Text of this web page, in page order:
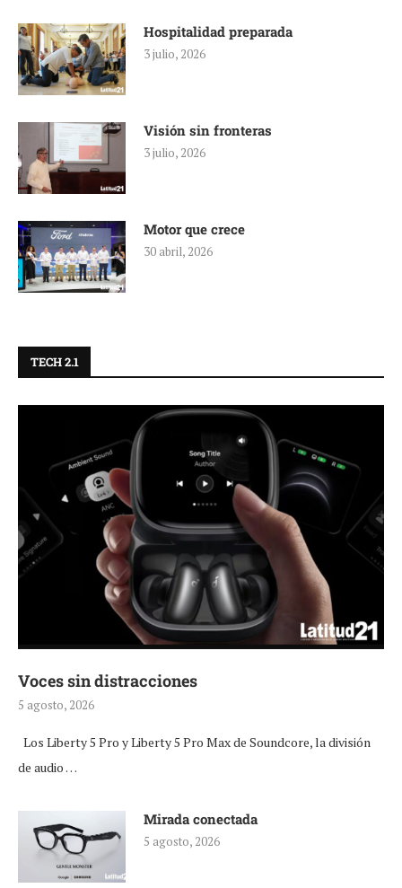
Hospitalidad preparada
3 julio, 2026
Visión sin fronteras
3 julio, 2026
Motor que crece
30 abril, 2026
TECH 2.1
Voces sin distracciones
5 agosto, 2026
Los Liberty 5 Pro y Liberty 5 Pro Max de Soundcore, la división
de audio …
Mirada conectada
5 agosto, 2026